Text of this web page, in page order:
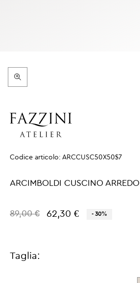
Codice articolo: ARCCUSC50X50$7
ARCIMBOLDI CUSCINO ARREDO
89,00 € 62,30 € - 30%
Taglia: